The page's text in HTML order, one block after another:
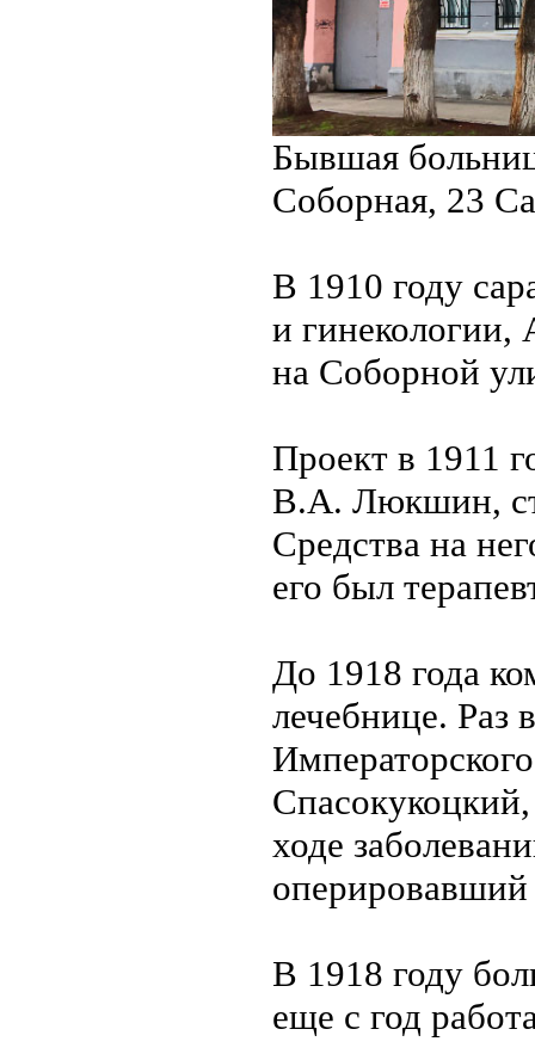
Бывшая
Соборная, 23
В 1910 году
и
на Соборной
Проект в 1911
В.А. Люкшин,
Средства на
его был
До 1918 года
лечебнице. Раз
ходе
В 1918 году
еще с год